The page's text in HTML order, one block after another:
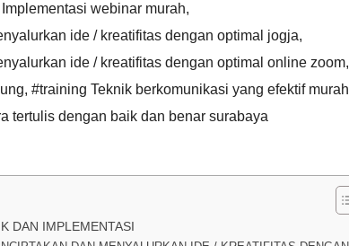
webinar murah,
ide / kreatifitas dengan optimal jogja,
ide / kreatifitas dengan optimal online zoom,
, #training Teknik berkomunikasi yang efektif murah
tertulis dengan baik dan benar surabaya
DAN IMPLEMENTASI